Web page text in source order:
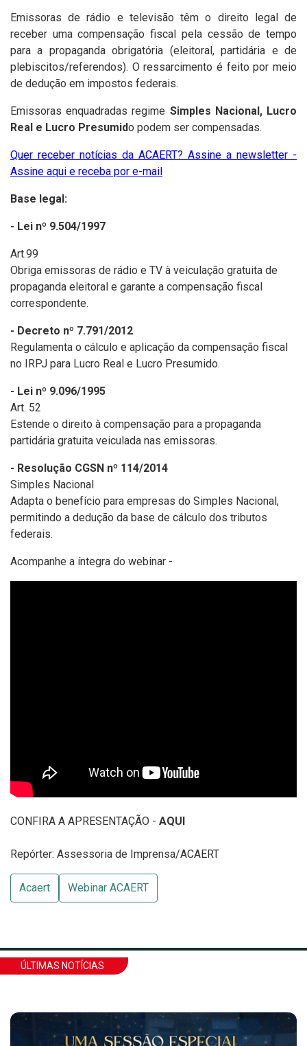
Emissoras de rádio e televisão têm o direito legal de
receber uma compensação fiscal pela cessão de tempo
para a propaganda obrigatória (eleitoral, partidária e de
plebiscitos/referendos). O ressarcimento é feito por meio
de dedução em impostos federais.
Emissoras enquadradas regime Simples Nacional, Lucro
Real e Lucro Presumido podem ser compensadas.
Quer receber notícias da ACAERT? Assine a newsletter -
Assine aqui e receba por e-mail
Base legal:
- Lei nº 9.504/1997
Art.99
Obriga emissoras de rádio e TV à veiculação gratuita de
propaganda eleitoral e garante a compensação fiscal
correspondente.
- Decreto nº 7.791/2012
Regulamenta o cálculo e aplicação da compensação fiscal
no IRPJ para Lucro Real e Lucro Presumido.
- Lei nº 9.096/1995
Art. 52
Estende o direito à compensação para a propaganda
partidária gratuita veiculada nas emissoras.
- Resolução CGSN nº 114/2014
Simples Nacional
Adapta o benefício para empresas do Simples Nacional,
permitindo a dedução da base de cálculo dos tributos
federais.
Acompanhe a íntegra do webinar -
CONFIRA A APRESENTAÇÃO - AQUI
Repórter: Assessoria de Imprensa/ACAERT
Acaert Webinar ACAERT
ÚLTIMAS NOTÍCIAS